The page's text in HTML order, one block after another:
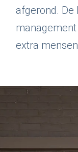
afgerond. De
extra